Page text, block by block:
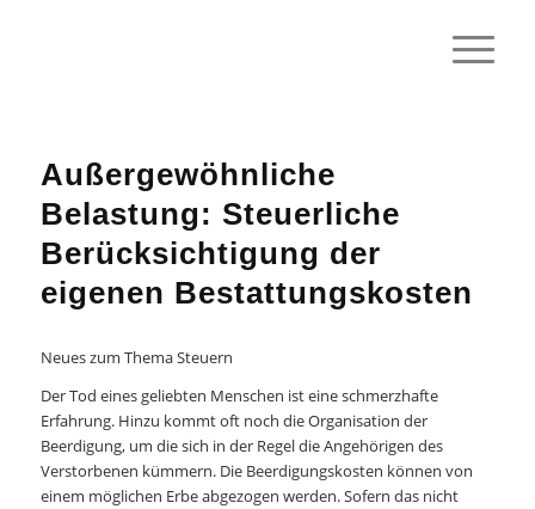
Außergewöhnliche
Belastung: Steuerliche
Berücksichtigung der
eigenen Bestattungskosten
Neues zum Thema Steuern
Der Tod eines geliebten Menschen ist eine schmerzhafte
Erfahrung. Hinzu kommt oft noch die Organisation der
Beerdigung, um die sich in der Regel die Angehörigen des
Verstorbenen kümmern. Die Beerdigungskosten können von
einem möglichen Erbe abgezogen werden. Sofern das nicht